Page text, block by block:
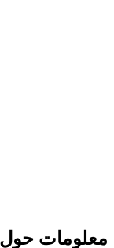
معلومات